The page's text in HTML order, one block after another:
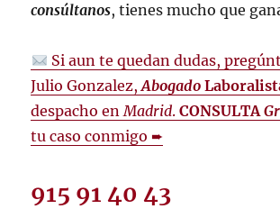
consúltanos, tienes mucho que
Si aun te quedan dudas,
Julio Gonzalez,Abogado
despacho enMadrid.CONSULTA
tu caso conmigo ➨
915 91 40 43